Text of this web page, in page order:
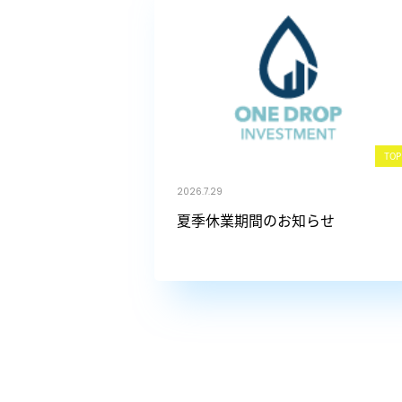
2026.7.29
夏季休業期間のお知らせ